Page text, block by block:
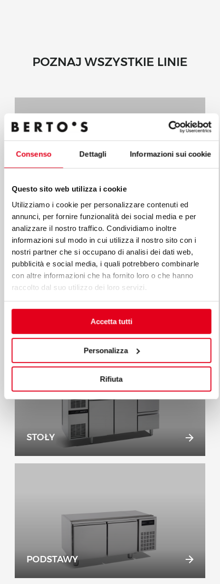
Consenso Dettagli Informazioni sui cookie
Questo sito web utilizza i cookie
Utilizziamo i cookie per personalizzare contenuti ed
annunci, per fornire funzionalità dei social media e per
analizzare il nostro traffico. Condividiamo inoltre
informazioni sul modo in cui utilizza il nostro sito con i
nostri partner che si occupano di analisi dei dati web,
pubblicità e social media, i quali potrebbero combinarle
con altre informazioni che ha fornito loro o che hanno
raccolto dal suo utilizzo dei loro servizi.
Accetta tutti
Personalizza
Rifiuta
POZNAJ WSZYSTKIE LINIE
SCHŁADZARKI SZOKOWE
STOŁY
PODSTAWY